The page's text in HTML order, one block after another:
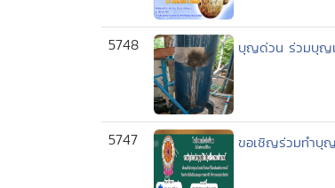
5748 บุญด่วน ร่วมบุญเ
5747 ขอเชิญร่วมทำบุ